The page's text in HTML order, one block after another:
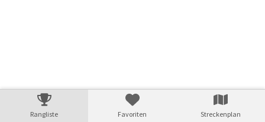
Rangliste Favoriten Streckenplan